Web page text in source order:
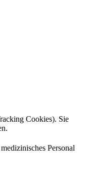
Personal
Cookies). Sie